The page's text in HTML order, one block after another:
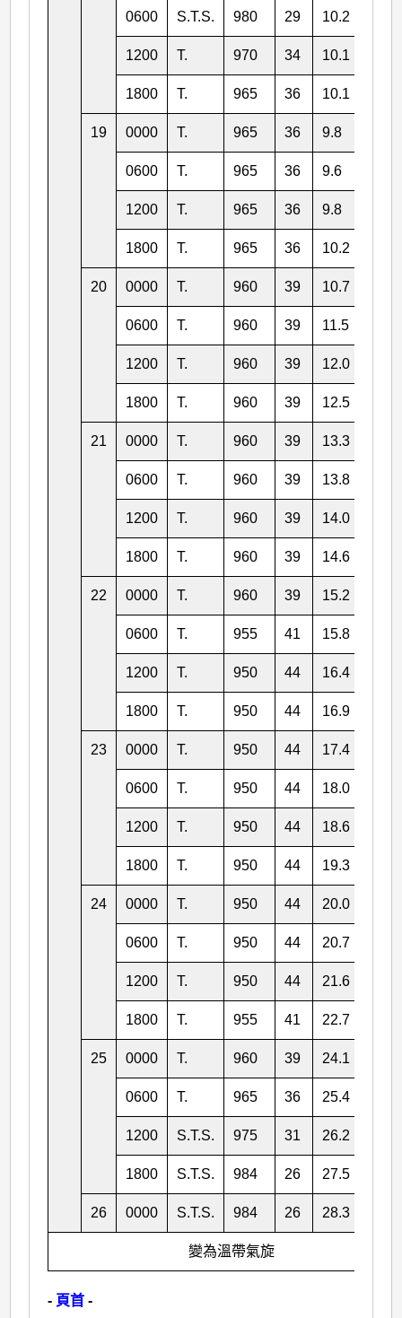
0600 S.T.S. 980 29 10.2
1200 T. 970 34 10.1
1800 T. 965 36 10.1
19 0000 T. 965 36 9.8
0600 T. 965 36 9.6
1200 T. 965 36 9.8
1800 T. 965 36 10.2
20 0000 T. 960 39 10.7
0600 T. 960 39 11.5
1200 T. 960 39 12.0
1800 T. 960 39 12.5
21 0000 T. 960 39 13.3
0600 T. 960 39 13.8
1200 T. 960 39 14.0
1800 T. 960 39 14.6
22 0000 T. 960 39 15.2
0600 T. 955 41 15.8
1200 T. 950 44 16.4
1800 T. 950 44 16.9
23 0000 T. 950 44 17.4
0600 T. 950 44 18.0
1200 T. 950 44 18.6
1800 T. 950 44 19.3
24 0000 T. 950 44 20.0
0600 T. 950 44 20.7
1200 T. 950 44 21.6
1800 T. 955 41 22.7
25 0000 T. 960 39 24.1
0600 T. 965 36 25.4
1200 S.T.S. 975 31 26.2
1800 S.T.S. 984 26 27.5
26 0000 S.T.S. 984 26 28.3
變為溫帶氣旋
- 頁首 -